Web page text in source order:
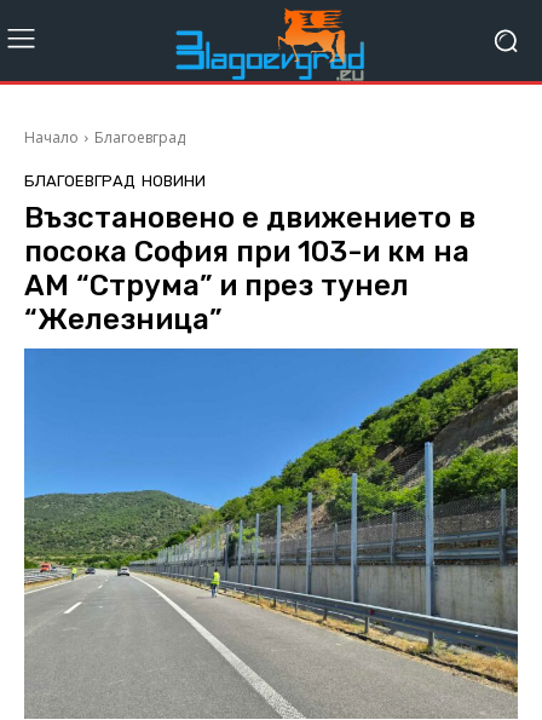
Начало Благоевград
БЛАГОЕВГРАД НОВИНИ
Възстановено е движението в
посока София при 103-и км на
АМ “Струма” и през тунел
“Железница”